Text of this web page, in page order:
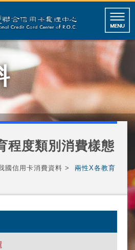
程度類別消費樣態
國信用卡消費資料
兩性X各教育